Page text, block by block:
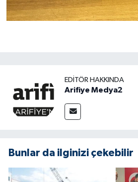
EDITÖR HAKKINDA
Arifiye Medya2
Bunlar da ilginizi çekebilir